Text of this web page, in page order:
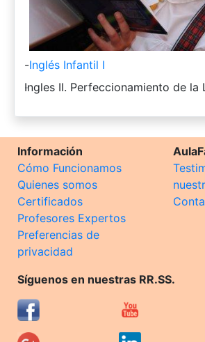
-Inglés Infantil I
-
Ingles II. Perfeccionamiento de la
Información
Cómo Funcionamos
Quienes somos
Certificados
Profesores Expertos
Preferencias de
privacidad
Síguenos en nuestras RR.SS.